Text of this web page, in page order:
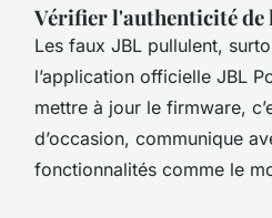
Vérifier l'authenticité de
Les faux JBL pullulent,
l’application officielle JBL
mettre à jour le firmware,
d’occasion, communique
fonctionnalités comme le